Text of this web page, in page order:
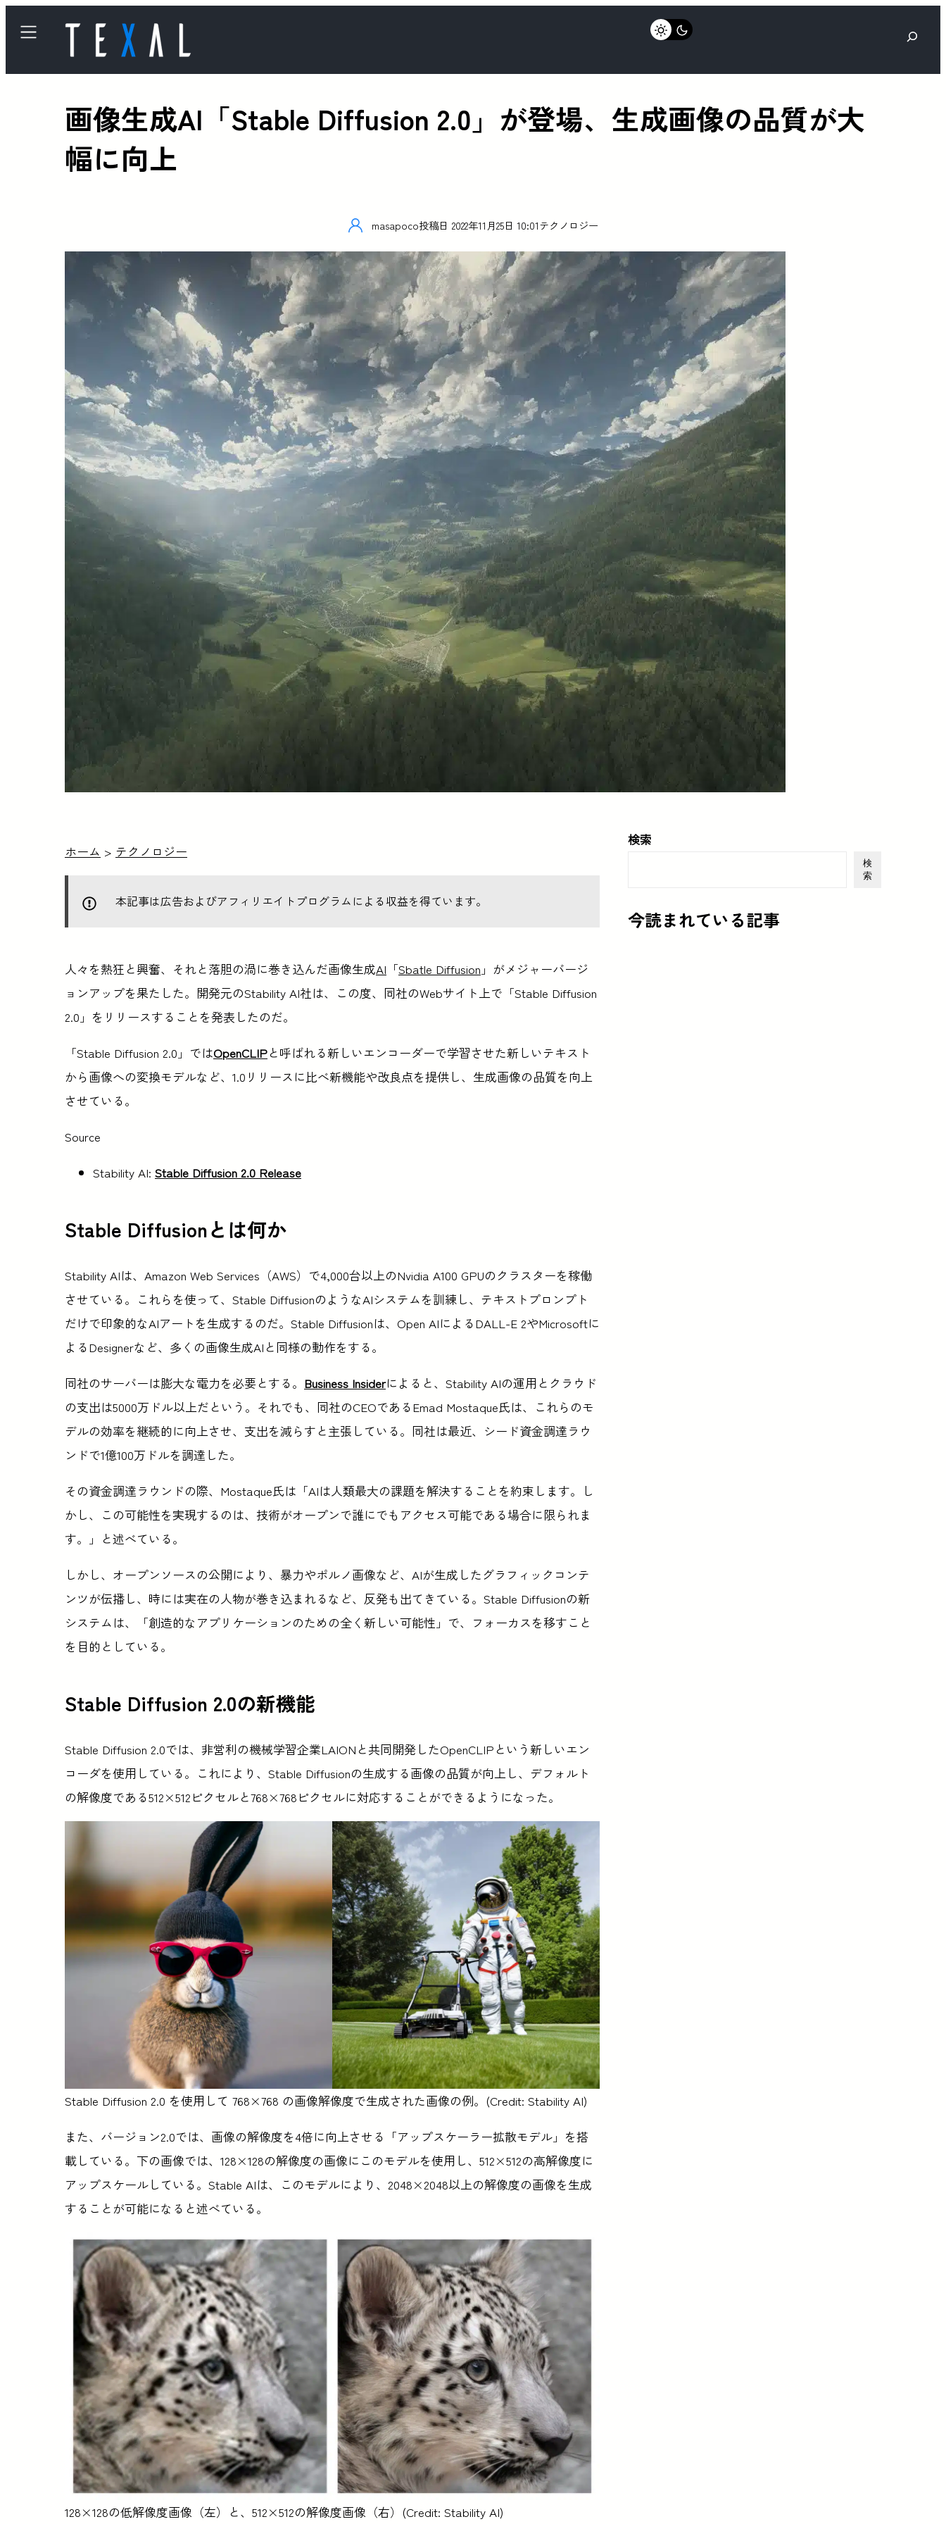
検
画像生成AI「Stable Diffusion 2.0」が登場、生成画像の品質が大
幅に向上
masapoco投稿日 2022年11月25日 10:01テクノロジー
ホーム > テクノロジー
本記事は広告およびアフィリエイトプログラムによる収益を得ています。
人々を熱狂と興奮、それと落胆の渦に巻き込んだ画像生成AI 「Sbatle Diffusion 」がメジャーバージ
ョンアップを果たした。開発元のStability AI社は、この度、同社のWebサイト上で「Stable Diffusion
2.0」をリリースすることを発表したのだ。
「Stable Diffusion 2.0」ではOpenCLIPと呼ばれる新しいエンコーダーで学習させた新しいテキスト
から画像への変換モデルなど、1.0リリースに比べ新機能や改良点を提供し、生成画像の品質を向上
させている。
Source
Stability AI: Stable Diffusion 2.0 Release
Stable Diffusionとは何か
Stability AIは、Amazon Web Services（AWS）で4,000台以上のNvidia A100 GPUのクラスターを稼働
させている。これらを使って、Stable DiffusionのようなAIシステムを訓練し、テキストプロンプト
だけで印象的なAIアートを生成するのだ。Stable Diffusionは、Open AIによるDALL-E 2やMicrosoftに
よるDesignerなど、多くの画像生成AIと同様の動作をする。
同社のサーバーは膨大な電力を必要とする。 Business Insiderによると、Stability AIの運用とクラウド
の支出は5000万ドル以上だという。それでも、同社のCEOであるEmad Mostaque氏は、これらのモ
デルの効率を継続的に向上させ、支出を減らすと主張している。同社は最近、シード資金調達ラウ
ンドで1億100万ドルを調達した。
その資金調達ラウンドの際、Mostaque氏は「AIは人類最大の課題を解決することを約束します。し
かし、この可能性を実現するのは、技術がオープンで誰にでもアクセス可能である場合に限られま
す。」と述べている。
しかし、オープンソースの公開により、暴力やポルノ画像など、AIが生成したグラフィックコンテ
ンツが伝播し、時には実在の人物が巻き込まれるなど、反発も出てきている。Stable Diffusionの新
システムは、「創造的なアプリケーションのための全く新しい可能性」で、フォーカスを移すこと
を目的としている。
Stable Diffusion 2.0の新機能
Stable Diffusion 2.0では、非営利の機械学習企業LAIONと共同開発したOpenCLIPという新しいエン
コーダを使用している。これにより、Stable Diffusionの生成する画像の品質が向上し、デフォルト
の解像度である512×512ピクセルと768×768ピクセルに対応することができるようになった。
Stable Diffusion 2.0 を使用して 768×768 の画像解像度で生成された画像の例。(Credit: Stability AI)
また、バージョン2.0では、画像の解像度を4倍に向上させる「アップスケーラー拡散モデル」を搭
載している。下の画像では、128×128の解像度の画像にこのモデルを使用し、512×512の高解像度に
アップスケールしている。Stable AIは、このモデルにより、2048×2048以上の解像度の画像を生成
することが可能になると述べている。
128×128の低解像度画像（左）と、512×512の解像度画像（右）(Credit: Stability AI)
検索
検
索
今読まれている記事